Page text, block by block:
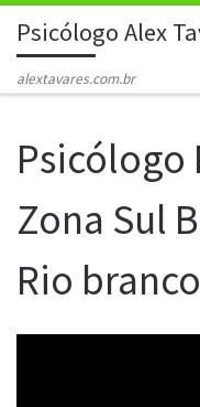
Skip to content
Psicólogo Alex
alextavares.com.br
Psicólogo
Zona Sul
Rio